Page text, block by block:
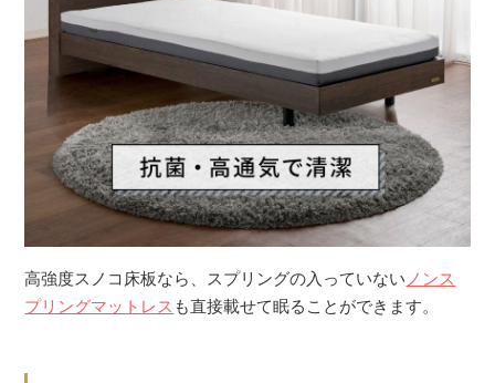
高強度スノコ床板なら、スプリングの入っていない ノンス
プリングマットレス も直接載せて眠ることができます。